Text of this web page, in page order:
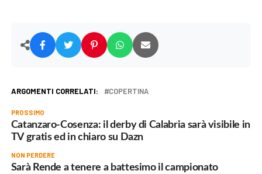
ARGOMENTI CORRELATI: COPERTINA
PROSSIMO
Catanzaro-Cosenza: il derby di Calabria sarà visibile in
TV gratis ed in chiaro su Dazn
NON PERDERE
Sarà Rende a tenere a battesimo il campionato